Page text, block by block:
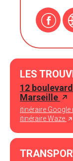
LES
12
Marseille
itinéraire Google
itinéraire Waze